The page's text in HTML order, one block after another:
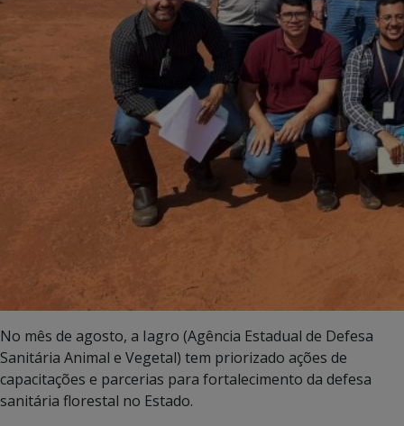
No mês de agosto, a Iagro (Agência Estadual de Defesa
Sanitária Animal e Vegetal) tem priorizado ações de
capacitações e parcerias para fortalecimento da defesa
sanitária florestal no Estado.